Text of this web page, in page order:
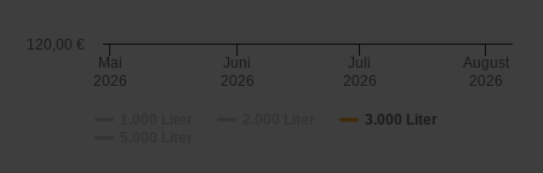
3.000 Liter
Mai
2026
Juni
2026
Juli
2026
August
2026
120,00 €